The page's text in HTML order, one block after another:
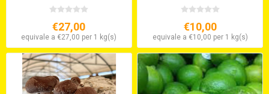
€27,00
equivale a €27,00 per 1 kg(s)
€10,00
equivale a €10,00 per 1 kg(s)